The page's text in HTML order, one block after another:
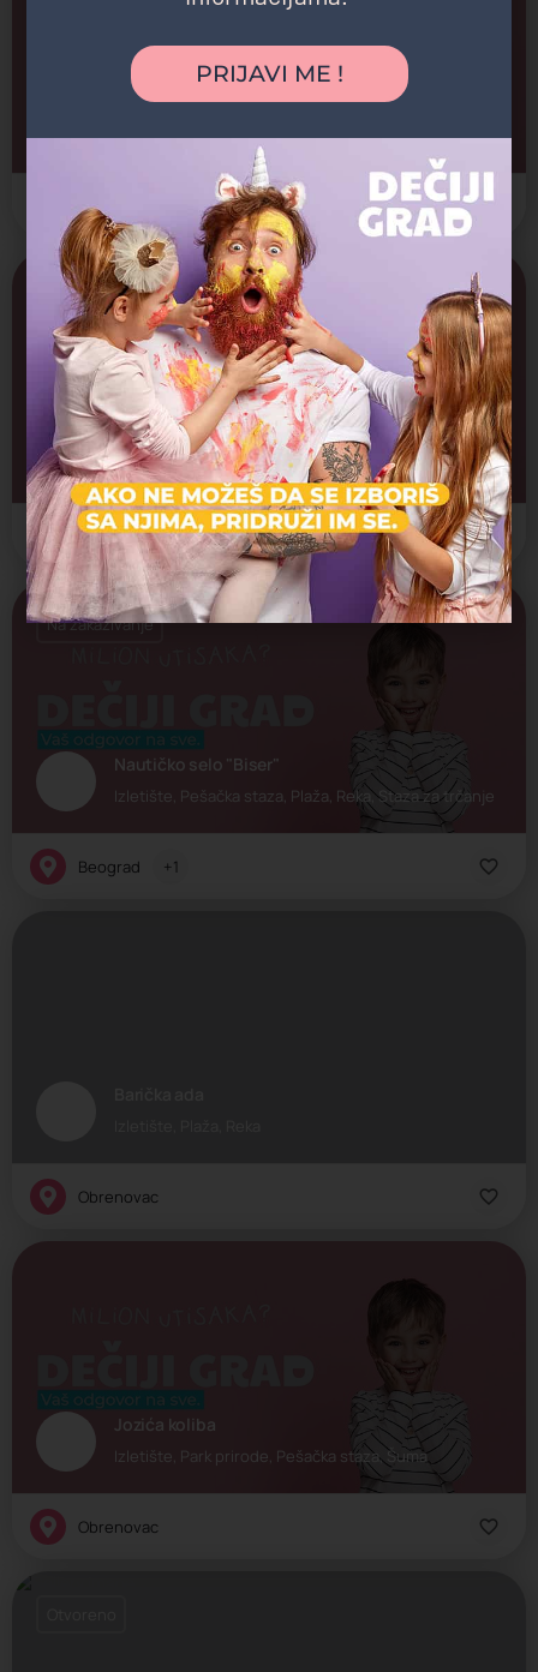
Tarzan plaža
Izletište, Plaža, Reka, Restoran
Bojčinska šuma +1
Guberevačke šume
Izletište, Pešačka staza, Šuma
Sopot +1
Nautičko selo "Biser"
Izletište, Pešačka staza, Plaža, Reka, Staza za trčanje
Na zakazivanje
Beograd +1
Obrenovac
Jozića koliba
Izletište, Park prirode, Pešačka staza, Šuma
Obrenovac
PRIJAVI ME !